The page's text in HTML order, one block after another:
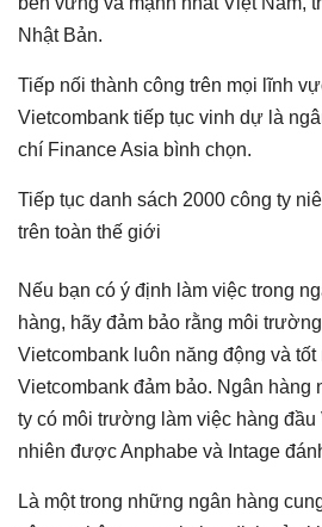
Nhật Bản.
Tiếp nối thành công trên mọi lĩnh
Vietcombank tiếp tục vinh dự là
chí Finance Asia bình chọn.
Tiếp tục danh sách 2000 công ty
trên toàn thế giới
Nếu bạn có ý định làm việc trong
hàng, hãy đảm bảo rằng môi
Vietcombank luôn năng động và
Vietcombank đảm bảo. Ngân hàng
ty có môi trường làm việc hàng
nhiên được Anphabe và Intage
Là một trong những ngân hàng